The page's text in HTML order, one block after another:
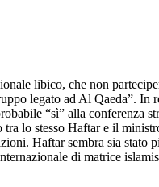
libico, che non
legato ad Al Qaeda”. In
“sì” alla conferenza
lo stesso Haftar e il
Haftar sembra sia
di matrice